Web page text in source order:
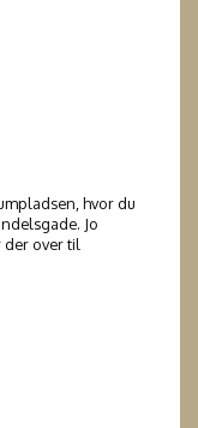
hvor du
Jo
over til